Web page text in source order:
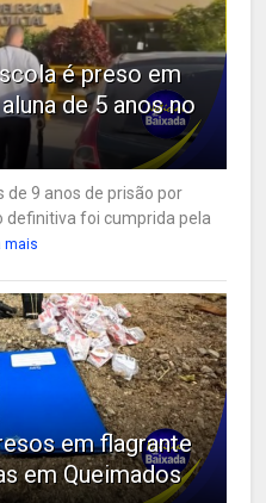
é preso em
de 5 anos no
9 anos de prisão por
definitiva foi cumprida pela
mais
em flagrante
em Queimados